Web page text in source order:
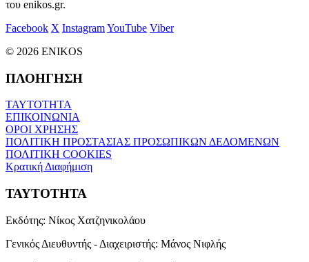
του enikos.gr.
Facebook X InstagramYouTube Viber
© 2026 ENIKOS
ΠΛΟΗΓΗΣΗ
ΤΑΥΤΟΤΗΤΑ
ΕΠΙΚΟΙΝΩΝΙΑ
ΟΡΟΙ ΧΡΗΣΗΣ
ΠΟΛΙΤΙΚΗ ΠΡΟΣΤΑΣΙΑΣ ΠΡΟΣΩΠΙΚΩΝ ΔΕΔΟΜΕΝΩΝ
ΠΟΛΙΤΙΚΗ COOKIES
Κρατική Διαφήμιση
ΤΑΥΤΟΤΗΤΑ
Εκδότης: Νίκος Χατζηνικολάου
Γενικός Διευθυντής - Διαχειριστής: Μάνος Νιφλής